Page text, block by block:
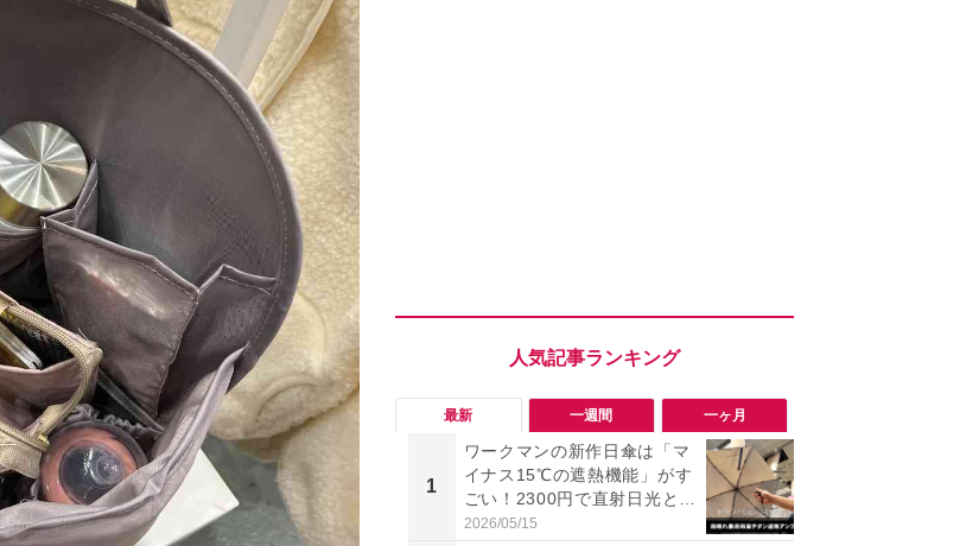
最新 一週間 一ヶ月
1
ワークマンの新作日傘は「マ
イナス15℃の遮熱機能」がす
ごい！2300円で直射日光と路
面熱をダブルでガード
2026/05/15